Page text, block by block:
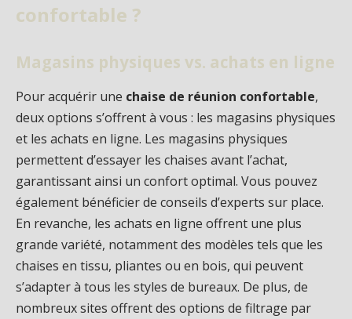
confortable ?
Magasins physiques vs. achats en ligne
Pour acquérir une chaise de réunion confortable,
deux options s’offrent à vous : les magasins physiques
et les achats en ligne. Les magasins physiques
permettent d’essayer les chaises avant l’achat,
garantissant ainsi un confort optimal. Vous pouvez
également bénéficier de conseils d’experts sur place.
En revanche, les achats en ligne offrent une plus
grande variété, notamment des modèles tels que les
chaises en tissu, pliantes ou en bois, qui peuvent
s’adapter à tous les styles de bureaux. De plus, de
nombreux sites offrent des options de filtrage par